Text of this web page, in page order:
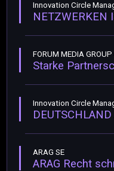
Innovation Circle
NETZWERKEN
FORUM MEDIA GROUP
Starke
Innovation Circle
ARAG SE
ARAG Recht